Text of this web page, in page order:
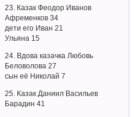
23. Казак Феодор Иванов
Афременков 34
дети его Иван 21
Ульяна 15
24. Вдова казачка Любовь
Беловолова 27
сын её Николай 7
25. Казак Даниил Васильев
Барадин 41